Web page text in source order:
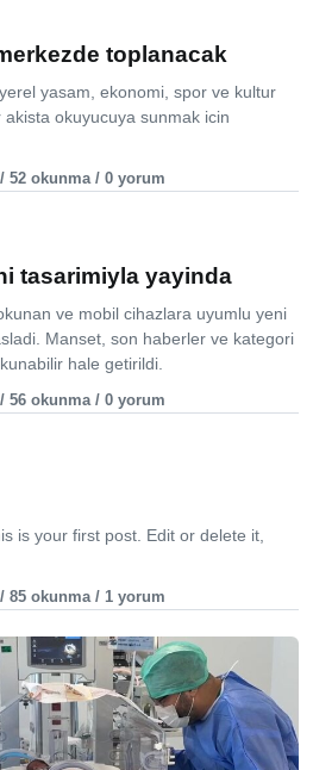
toplanacak
yasam, ekonomi, spor ve kultur
okuyucuya sunmak icin
52 okunma / 0 yorum
tasarimiyla yayinda
ve mobil cihazlara uyumlu yeni
Manset, son haberler ve kategori
hale getirildi.
56 okunma / 0 yorum
is your first post. Edit or delete it,
85 okunma / 1 yorum